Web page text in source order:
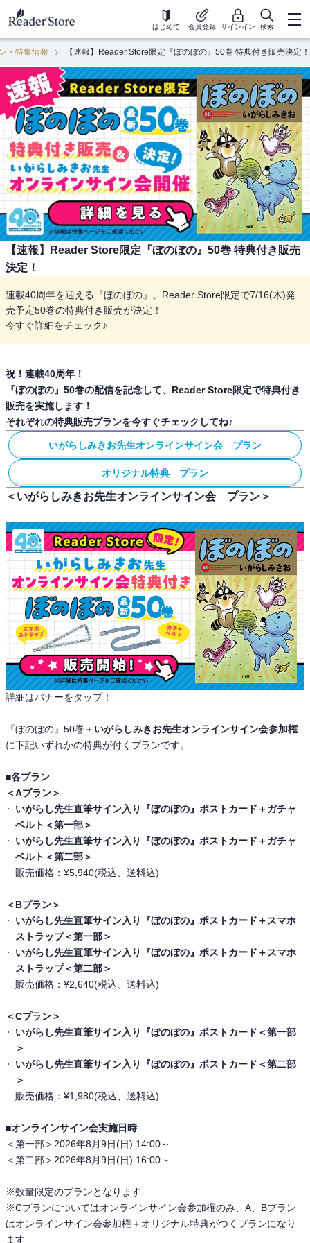
はじめて 会員登録 サインイン 検索
・特集情報 【速報】Reader Store限定『ぼのぼの』50巻 特典付き販売決定！
【速報】Reader Store限定『ぼのぼの』50巻 特典付き販売
決定！
連載40周年を迎える『ぼのぼの』。Reader Store限定で7/16(木)発
売予定50巻の特典付き販売が決定！
今すぐ詳細をチェック♪
祝！連載40周年！
『ぼのぼの』50巻の配信を記念して、Reader Store限定で特典付き
販売を実施します！
それぞれの特典販売プランを今すぐチェックしてね♪
いがらしみきお先生オンラインサイン会　プラン
オリジナル特典　プラン
＜いがらしみきお先生オンラインサイン会 プラン＞
詳細はバナーをタップ！
『ぼのぼの』50巻＋ いがらしみきお先生オンラインサイン会参加権
に下記いずれかの特典が付くプランです。
■各プラン
＜Aプラン＞
いがらし先生直筆サイン入り『ぼのぼの』ポストカード＋ガチャ
ベルト＜第一部＞
いがらし先生直筆サイン入り『ぼのぼの』ポストカード＋ガチャ
ベルト＜第二部＞
販売価格：¥5,940(税込、送料込)
＜Bプラン＞
いがらし先生直筆サイン入り『ぼのぼの』ポストカード＋スマホ
ストラップ＜第一部＞
いがらし先生直筆サイン入り『ぼのぼの』ポストカード＋スマホ
ストラップ＜第二部＞
販売価格：¥2,640(税込、送料込)
＜Cプラン＞
いがらし先生直筆サイン入り『ぼのぼの』ポストカード＜第一部
＞
いがらし先生直筆サイン入り『ぼのぼの』ポストカード＜第二部
＞
販売価格：¥1,980(税込、送料込)
■オンラインサイン会実施日時
＜第一部＞2026年8月9日(日) 14:00～
＜第二部＞2026年8月9日(日) 16:00～
※数量限定のプランとなります
※Cプランについてはオンラインサイン会参加権のみ、A、Bプラン
はオンラインサイン会参加権＋オリジナル特典がつくプランになり
ます